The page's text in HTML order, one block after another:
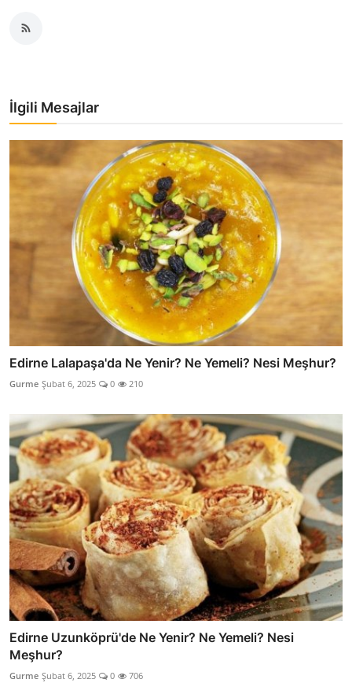
İlgili Mesajlar
Edirne Lalapaşa'da Ne Yenir? Ne Yemeli? Nesi Meşhur?
Gurme Şubat 6, 2025 0 210
Edirne Uzunköprü'de Ne Yenir? Ne Yemeli? Nesi
Meşhur?
Gurme Şubat 6, 2025 0 706